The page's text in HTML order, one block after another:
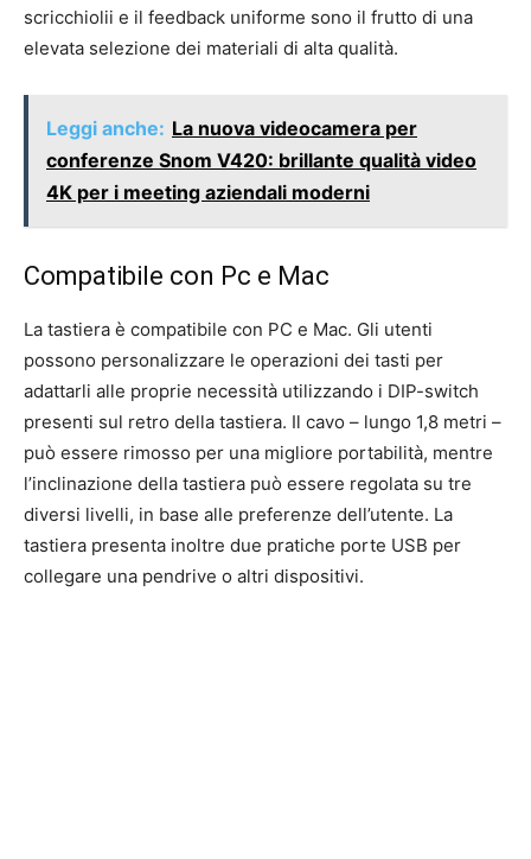
scricchiolii e il feedback uniforme sono il frutto di una
elevata selezione dei materiali di alta qualità.
Leggi anche: La nuova videocamera per
conferenze Snom V420: brillante qualità video
4K per i meeting aziendali moderni
Compatibile con Pc e Mac
La tastiera è compatibile con PC e Mac. Gli utenti
possono personalizzare le operazioni dei tasti per
adattarli alle proprie necessità utilizzando i DIP-switch
presenti sul retro della tastiera. Il cavo – lungo 1,8 metri –
può essere rimosso per una migliore portabilità, mentre
l’inclinazione della tastiera può essere regolata su tre
diversi livelli, in base alle preferenze dell’utente. La
tastiera presenta inoltre due pratiche porte USB per
collegare una pendrive o altri dispositivi.